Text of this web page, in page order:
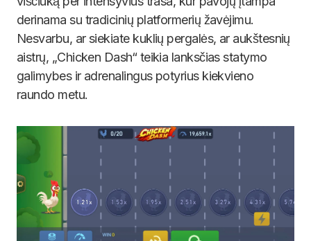
derinama su tradicinių platformerių žavėjimu.
Nesvarbu, ar siekiate kuklių pergalės, ar aukštesnių
aistrų, „Chicken Dash“ teikia lanksčias statymo
galimybes ir adrenalingus potyrius kiekvieno
raundo metu.